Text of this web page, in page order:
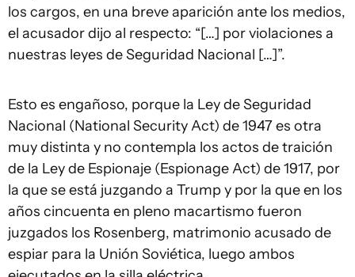
los cargos, en una breve aparición ante los medios,
el acusador dijo al respecto: “[…] por violaciones a
nuestras leyes de Seguridad Nacional […]”.
Esto es engañoso, porque la Ley de Seguridad
Nacional (National Security Act) de 1947 es otra
muy distinta y no contempla los actos de traición
de la Ley de Espionaje (Espionage Act) de 1917, por
la que se está juzgando a Trump y por la que en los
años cincuenta en pleno macartismo fueron
juzgados los Rosenberg, matrimonio acusado de
espiar para la Unión Soviética, luego ambos